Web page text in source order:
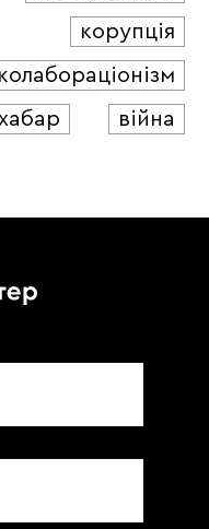
корупція
колабораціонізм
хабар війна